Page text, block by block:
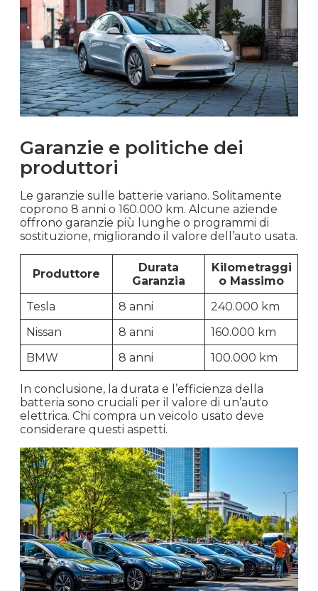
Garanzie e politiche dei
produttori
Le garanzie sulle batterie variano. Solitamente
coprono 8 anni o 160.000 km. Alcune aziende
offrono garanzie più lunghe o programmi di
sostituzione, migliorando il valore dell’auto usata.
Produttore
Durata
Garanzia
Kilometraggi
o Massimo
Tesla
8 anni
240.000 km
Nissan
8 anni
160.000 km
BMW
8 anni 100.000 km
In conclusione, la durata e l’efficienza della
batteria sono cruciali per il valore di un’auto
elettrica. Chi compra un veicolo usato deve
considerare questi aspetti.